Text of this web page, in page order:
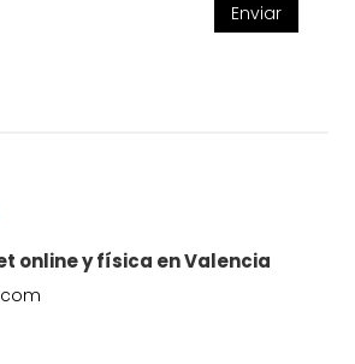
Enviar
online y física en Valencia